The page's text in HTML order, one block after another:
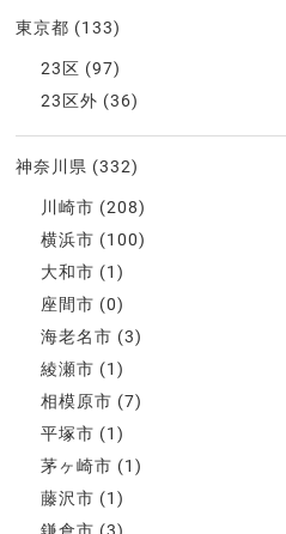
東京都 (133)
23区 (97)
23区外 (36)
神奈川県 (332)
川崎市 (208)
横浜市 (100)
大和市 (1)
座間市 (0)
海老名市 (3)
綾瀬市 (1)
相模原市 (7)
平塚市 (1)
茅ヶ崎市 (1)
藤沢市 (1)
鎌倉市 (3)